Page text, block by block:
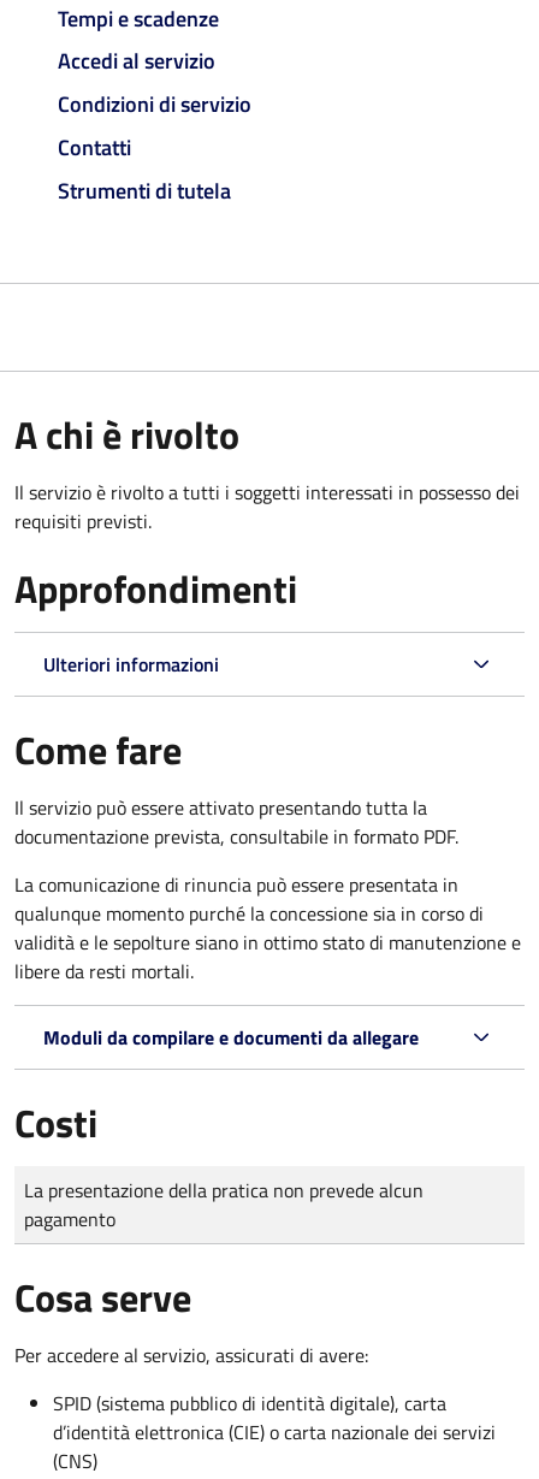
Tempi e scadenze
Accedi al servizio
Condizioni di servizio
Contatti
Strumenti di tutela
A chi è rivolto
Il servizio è rivolto a tutti i soggetti interessati in possesso dei
requisiti previsti.
Approfondimenti
Ulteriori informazioni
Come fare
Il servizio può essere attivato presentando tutta la
documentazione prevista, consultabile in formato PDF.
La comunicazione di rinuncia può essere presentata in
qualunque momento purché la concessione sia in corso di
validità e le sepolture siano in ottimo stato di manutenzione e
libere da resti mortali.
Moduli da compilare e documenti da allegare
Costi
Tipo di pagamento
Importo
La presentazione della pratica non prevede alcun
pagamento
Cosa serve
Per accedere al servizio, assicurati di avere:
SPID (sistema pubblico di identità digitale), carta
d’identità elettronica (CIE) o carta nazionale dei servizi
(CNS)